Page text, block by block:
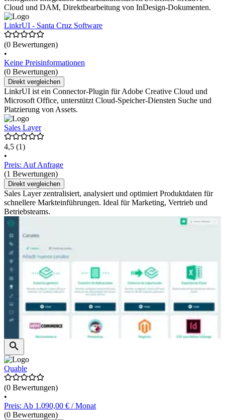
Cloud und DAM, Direktbearbeitung von InDesign-Dokumenten.
LinkrUI - Santa Cruz Software
(0 Bewertungen)
•
Keine Preisinformationen
(0 Bewertungen)
Direkt vergleichen
LinkrUI ist ein Connector-Plugin für Adobe Creative Cloud und
Microsoft Office, unterstützt Cloud-Speicher-Diensten Suche und
Platzierung von Assets.
Sales Layer
4,5 (1)
•
Preis: Auf Anfrage
(1 Bewertungen)
Direkt vergleichen
Sales Layer zentralisiert, analysiert und optimiert Produktdaten für
schnellere Markteinführungen. Ideal für Marketing, Vertrieb und
Betriebsteams.
Quable
(0 Bewertungen)
•
Preis: Ab 1.090,00 € / Monat
(0 Bewertungen)